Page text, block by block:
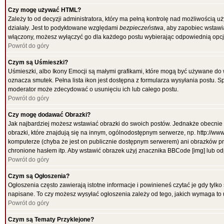
Czy mogę używać HTML?
Zależy to od decyzji administratora, który ma pełną kontrolę nad możliwością
działały. Jest to podyktowane względami bezpieczeństwa, aby zapobiec
włączony, możesz wyłączyć go dla każdego postu wybierając odpowiednią
Powrót do góry
Czym są Uśmieszki?
Uśmieszki, albo Ikony Emocji są małymi grafikami, które mogą być używane
oznacza smutek. Pełna lista ikon jest dostępna z formularza wysyłania
moderator może zdecydować o usunięciu ich lub całego postu.
Powrót do góry
Czy mogę dodawać Obrazki?
Jak najbardziej możesz wstawiać obrazki do swoich postów. Jednakże
obrazki, które znajdują się na innym, ogólnodostępnym serwerze, np. http://
komputerze (chyba że jest on publicznie dostępnym serwerem) ani obrazków
chronione hasłem itp. Aby wstawić obrazek użyj znacznika BBCode [img] lub
Powrót do góry
Czym są Ogłoszenia?
Ogłoszenia często zawierają istotne informacje i powinieneś czytać je gdy
napisane. To czy możesz wysyłać ogłoszenia zależy od tego, jakich wymaga
Powrót do góry
Czym są Tematy Przyklejone?